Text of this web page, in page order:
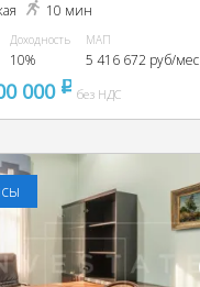
10 мин
Доходность
10%
МАП
5 416 672 руб/мес
000 pуббез НДС